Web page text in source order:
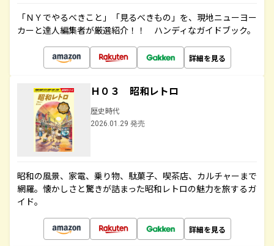
「ＮＹでやるべきこと」「見るべきもの」を、現地ニューヨー
カーと達人編集者が厳選紹介！！ ハンディなガイドブック。
詳細を見る
Ｈ０３ 昭和レトロ
歴史時代
2026.01.29 発売
昭和の風景、家電、乗り物、駄菓子、喫茶店、カルチャーまで
網羅。懐かしさと驚きが詰まった昭和レトロの魅力を旅するガ
イド。
詳細を見る